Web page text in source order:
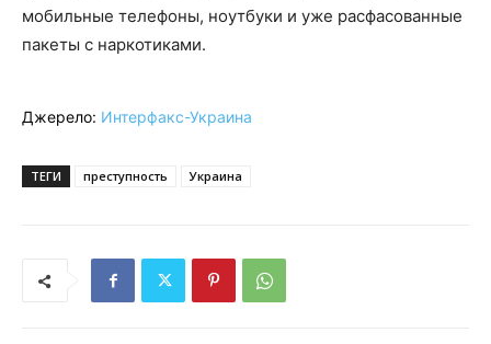
мобильные телефоны, ноутбуки и уже расфасованные
пакеты с наркотиками.
Джерело: Интерфакс-Украина
ТЕГИ преступность Украина